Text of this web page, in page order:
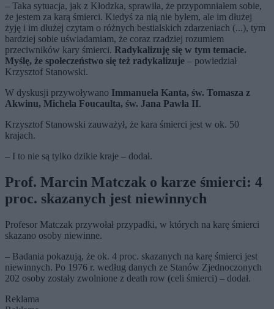
– Taka sytuacja, jak z Kłodzka, sprawiła, że przypomniałem sobie,
że jestem za karą śmierci. Kiedyś za nią nie byłem, ale im dłużej
żyję i im dłużej czytam o różnych bestialskich zdarzeniach (...), tym
bardziej sobie uświadamiam, że coraz rzadziej rozumiem
przeciwników kary śmierci. Radykalizuję się w tym temacie.
Myślę, że społeczeństwo się też radykalizuje – powiedział
Krzysztof Stanowski.
W dyskusji przywoływano Immanuela Kanta, św. Tomasza z
Akwinu, Michela Foucaulta, św. Jana Pawła II.
Krzysztof Stanowski zauważył, że kara śmierci jest w ok. 50
krajach.
– I to nie są tylko dzikie kraje – dodał.
Prof. Marcin Matczak o karze śmierci: 4
proc. skazanych jest niewinnych
Profesor Matczak przywołał przypadki, w których na karę śmierci
skazano osoby niewinne.
– Badania pokazują, że ok. 4 proc. skazanych na karę śmierci jest
niewinnych. Po 1976 r. według danych ze Stanów Zjednoczonych
202 osoby zostały zwolnione z death row (celi śmierci) – dodał.
Reklama